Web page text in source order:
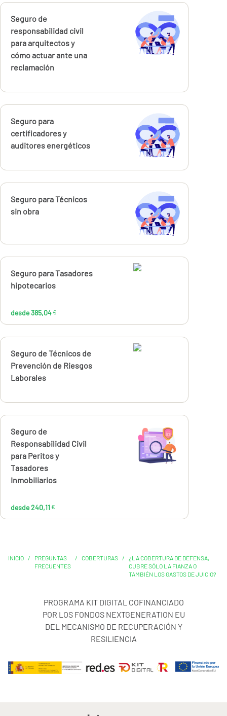
Calcúlalo ahora
Seguro de
responsabilidad civil
para arquitectos y
cómo actuar ante una
reclamación
Calcúlalo ahora
Seguro para
certificadores y
auditores energéticos
Calcúlalo ahora
Seguro para Técnicos
sin obra
Calcúlalo ahora
Seguro para Tasadores
hipotecarios
desde 385,04 €
Calcúlalo ahora
Seguro de Técnicos de
Prevención de Riesgos
Laborales
Calcúlalo ahora
Seguro de
Responsabilidad Civil
para Peritos y
Tasadores
Inmobiliarios
desde 240,11 €
240,11€
INICIO /
PREGUNTAS
FRECUENTES
/ COBERTURAS /
¿LA COBERTURA DE DEFENSA,
CUBRE SÓLO LA FIANZA O
TAMBIÉN LOS GASTOS DE JUICIO?
PROGRAMA KIT DIGITAL COFINANCIADO
POR LOS FONDOS NEXTGENERATION EU
DEL MECANISMO DE RECUPERACIÓN Y
RESILIENCIA